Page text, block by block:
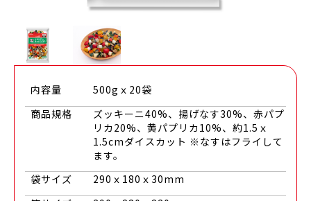
内容量
500gｘ20袋
商品規格
ズッキーニ40%、揚げなす30%、赤パプ
リカ20%、黄パプリカ10%、約1.5ｘ
1.5cmダイスカット ※なすはフライして
ます。
袋サイズ
290ｘ180ｘ30mm